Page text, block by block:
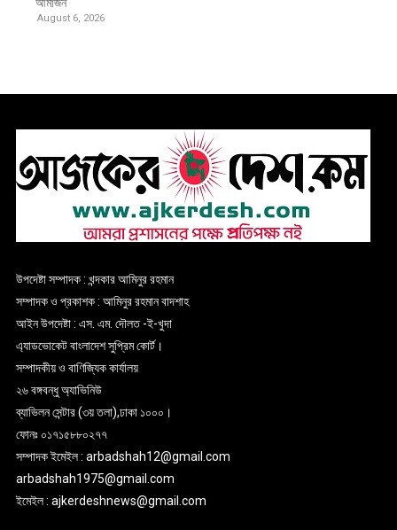
আমাজন’
August 6, 2026
উপদেষ্টা সম্পাদক : খন্দকার আমিনুর রহমান
সম্পাদক ও প্রকাশক : আমিনুর রহমান বাদশাহ
আইন উপদেষ্টা : এস. এম. দৌলত -ই-খুদা
এ্যাডভোকেট বাংলাদেশ সুপ্রিম কোর্ট।
সম্পাদকীয় ও বাণিজ্যিক কার্যালয়
২৬ বঙ্গবন্ধু অ্যাভিনিউ
ব্যাভিলন সেন্টার (৩য় তলা),ঢাকা ১০০০।
ফোনঃ ০১৭১৫৮৮০২৭৭
সম্পাদক ইমেইল : arbadshah12@gmail.com
arbadshah1975@gmail.com
ইমেইল : ajkerdeshnews@gmail.com